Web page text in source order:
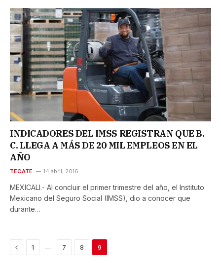
INDICADORES DEL IMSS REGISTRAN QUE B.
C. LLEGA A MÁS DE 20 MIL EMPLEOS EN EL
AÑO
TECATE 14 abril, 2016
MEXICALI.- Al concluir el primer trimestre del año, el Instituto
Mexicano del Seguro Social (IMSS), dio a conocer que
durante…
Previous
1 … 7 8 9